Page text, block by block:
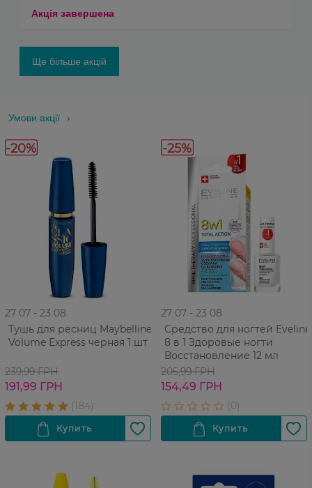
Акція завершена
Ще більше акцій
Умови акції
-20%
27 07 - 23 08
Тушь для ресниц Maybelline
Volume Express черная 1 шт
239,99 ГРН
191,99 ГРН
-25%
27 07 - 23 08
Средство для ногтей Eveline
8 в 1 Здоровые ногти
Восстановление 12 мл
205,99 ГРН
154,49 ГРН